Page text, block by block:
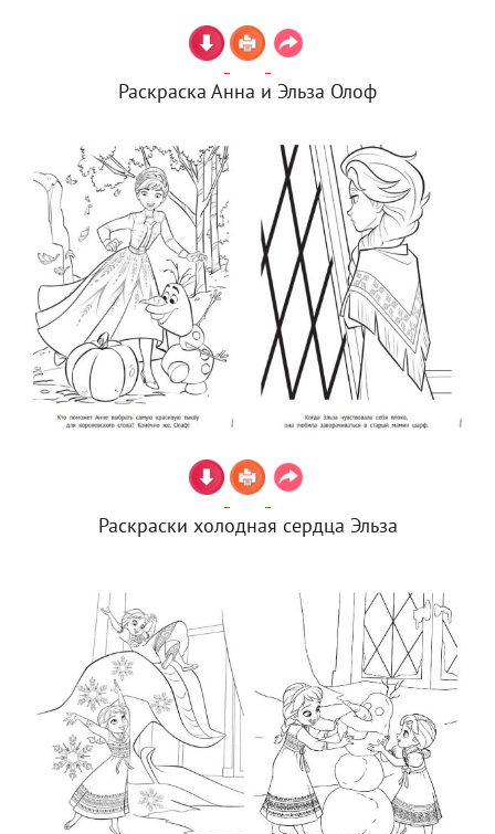
Раскраска Анна и Эльза Олоф
Раскраски холодная сердца Эльза